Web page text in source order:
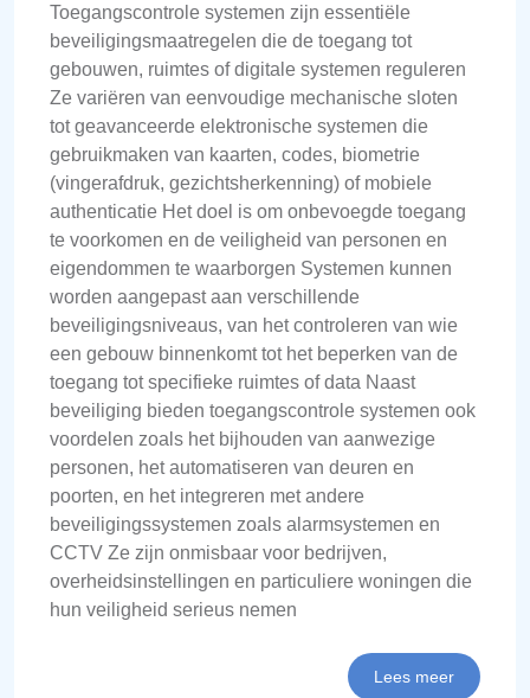
Toegangscontrole systemen zijn essentiële
beveiligingsmaatregelen die de toegang tot
gebouwen, ruimtes of digitale systemen reguleren
Ze variëren van eenvoudige mechanische sloten
tot geavanceerde elektronische systemen die
gebruikmaken van kaarten, codes, biometrie
(vingerafdruk, gezichtsherkenning) of mobiele
authenticatie Het doel is om onbevoegde toegang
te voorkomen en de veiligheid van personen en
eigendommen te waarborgen Systemen kunnen
worden aangepast aan verschillende
beveiligingsniveaus, van het controleren van wie
een gebouw binnenkomt tot het beperken van de
toegang tot specifieke ruimtes of data Naast
beveiliging bieden toegangscontrole systemen ook
voordelen zoals het bijhouden van aanwezige
personen, het automatiseren van deuren en
poorten, en het integreren met andere
beveiligingssystemen zoals alarmsystemen en
CCTV Ze zijn onmisbaar voor bedrijven,
overheidsinstellingen en particuliere woningen die
hun veiligheid serieus nemen
Lees meer